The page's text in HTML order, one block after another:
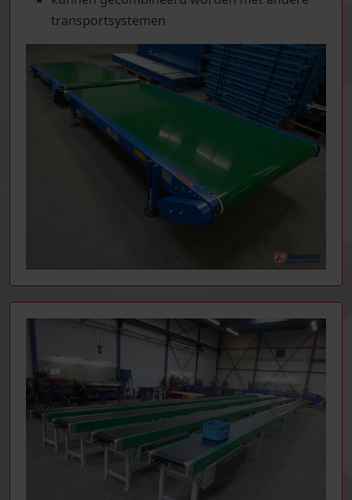
transportsystemen